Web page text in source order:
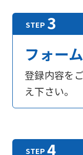
フォー
登録内容を
え下さい。